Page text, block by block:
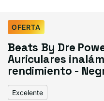
Select Condición
$149.99Variante agotada o
$159.99
OFERTA
Beats By Dre
Auriculares
rendimiento -
Excelente